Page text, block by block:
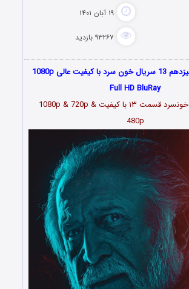
۱۹ آبان ۱۴۰۱
۹۳۲۶۷ بازدید
دانلود قسمت سیزدهم 13 سریال خون سرد با کیفیت عالی 1080p
Full HD BluRay
خونسرد قسمت ۱۳
با کیفیت 1080p & 720p &
480p